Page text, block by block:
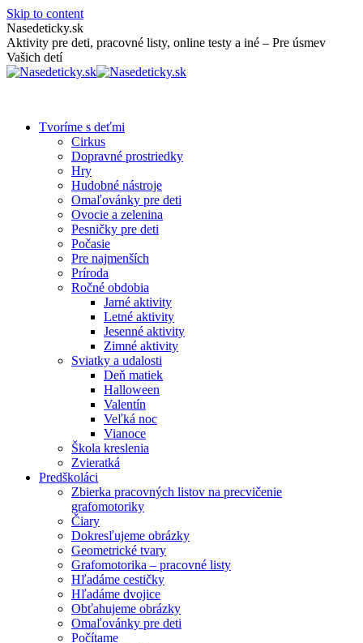
Skip to content
Nasedeticky.sk
Aktivity pre deti, pracovné listy, online testy a iné – Pre úsmev
Vašich detí
Tvoríme s deťmi
Cirkus
Dopravné prostriedky
Hry
Hudobné nástroje
Omaľovánky pre deti
Ovocie a zelenina
Pesničky pre deti
Počasie
Pre najmenších
Príroda
Ročné obdobia
Jarné aktivity
Letné aktivity
Jesenné aktivity
Zimné aktivity
Sviatky a udalosti
Deň matiek
Halloween
Valentín
Veľká noc
Vianoce
Škola kreslenia
Zvieratká
Predškoláci
Zbierka pracovných listov na precvičenie
grafomotoriky
Čiary
Dokresľujeme obrázky
Geometrické tvary
Grafomotorika – pracovné listy
Hľadáme cestičky
Hľadáme dvojice
Obťahujeme obrázky
Omaľovánky pre deti
Počítame